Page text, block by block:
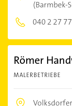
(Barmbek-
040 2 27
Römer
MALERBETRIEBE